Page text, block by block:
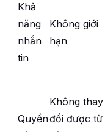
Khả
năng
nhắn
tin
Không giới
hạn
Quyền
Không thay
đổi được từ